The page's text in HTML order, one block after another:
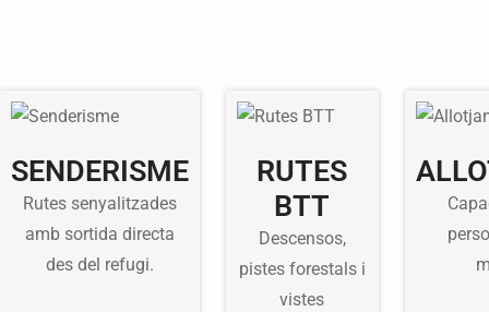
SENDERISME
Rutes senyalitzades
amb sortida directa
des del refugi.
RUTES
BTT
Descensos,
pistes forestals i
vistes